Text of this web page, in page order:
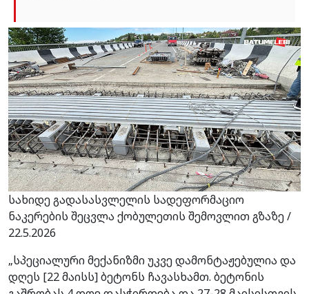
სახიდე გადასასვლელის სადეფორმაციო
ნაკერების შეცვლა ქობულეთის შემოვლით გზაზე /
22.5.2026
„სპეციალური მექანიზმი უკვე დამონტაჟებულია და
დღეს [22 მაისს] ბეტონს ჩავასხამთ. ბეტონის